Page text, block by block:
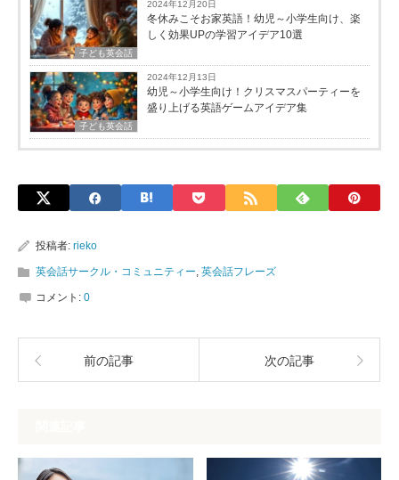
子ども英会話
2024年12月20日
冬休みこそお家英語！幼児～小学生向け、楽
しく効果UPの学習アイデア10選
子ども英会話
2024年12月13日
幼児～小学生向け！クリスマスパーティーを
盛り上げる英語ゲームアイデア集
投稿者: rieko
英会話サークル・コミュニティー, 英会話フレーズ
コメント: 0
前の記事 次の記事